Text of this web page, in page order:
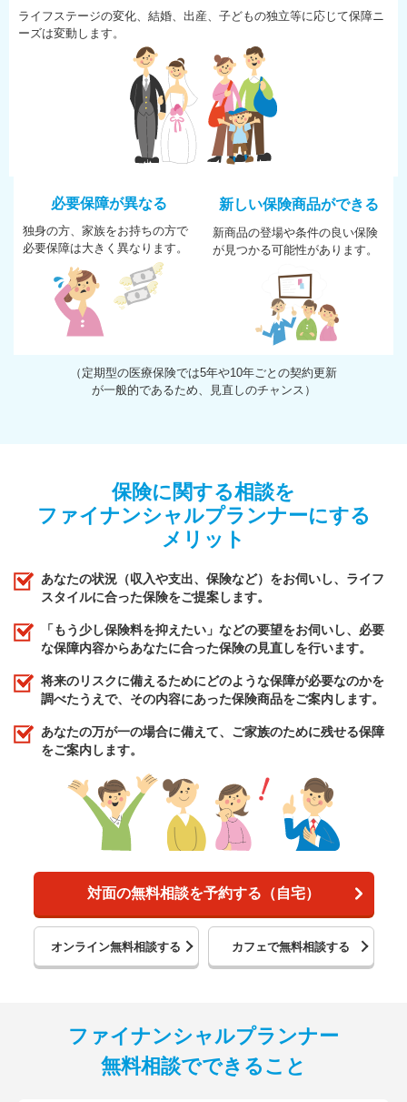
ライフステージの変化、結婚、 出産、子どもの独立等に応じて保障ニ
ーズは変動します。
必要保障が異なる
独身の方、家族をお持ちの方で
必要保障は大きく異なります。
新しい保険商品ができる
新商品の登場や条件の良い保険
が見つかる可能性があります。
（定期型の医療保険では5年や10年ごとの契約更新
が一般的であるため、見直しのチャンス）
保険に関する相談を
ファイナンシャルプランナーにする
メリット
あなたの状況（収入や支出、保険など）をお伺いし、ライフ
スタイルに合った保険をご提案します。
「もう少し保険料を抑えたい」などの要望をお伺いし、必要
な保障内容からあなたに合った保険の見直しを行います。
将来のリスクに備えるためにどのような保障が必要なのかを
調べたうえで、その内容にあった保険商品をご案内します。
あなたの万が一の場合に備えて、ご家族のために残せる保障
をご案内します。
対面の無料相談を予約する（自宅）
オンライン無料相談する カフェで無料相談する
ファイナンシャルプランナー
無料相談でできること